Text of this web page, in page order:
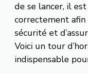
de se lancer, il
correctement
sécurité et
Voici un tour
indispensable